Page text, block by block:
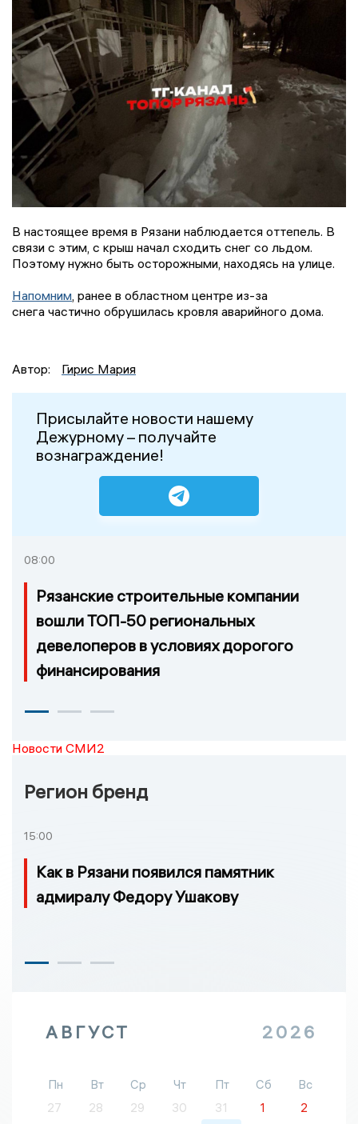
В настоящее время в Рязани наблюдается оттепель. В
связи с этим, с крыш начал сходить снег со льдом.
Поэтому нужно быть осторожными, находясь на улице.
Напомним, ранее в областном центре из-за
снега частично обрушилась кровля аварийного дома.
Автор: Гирис Мария
Присылайте новости нашему
Дежурному – получайте
вознаграждение!
08:00
Рязанские строительные компании
вошли ТОП-50 региональных
девелоперов в условиях дорогого
финансирования
Новости СМИ2
Регион бренд
15:00
Как в Рязани появился памятник
адмиралу Федору Ушакову
АВГУСТ 2026
Пн Вт Ср Чт Пт Сб
Вс
27
28 29 30 31 1
2